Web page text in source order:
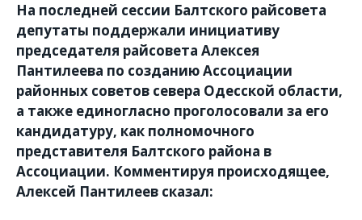
На последней сессии Балтского райсовета
депутаты поддержали инициативу
председателя райсовета Алексея
Пантилеева по созданию Ассоциации
районных советов севера Одесской области,
а также единогласно проголосовали за его
кандидатуру, как полномочного
представителя Балтского района в
Ассоциации. Комментируя происходящее,
Алексей Пантилеев сказал: